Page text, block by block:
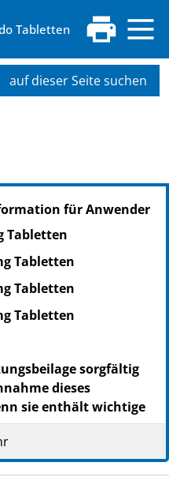
Tabletten
auf dieser Seite suchen
für Anwender
Tabletten
Tabletten
Tabletten
Tabletten
sorgfältig
dieses
sie enthält wichtige
auf. Vielleicht
nochmals lesen.